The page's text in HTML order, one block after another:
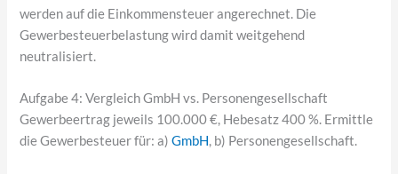
werden auf die Einkommensteuer angerechnet. Die
Gewerbesteuerbelastung wird damit weitgehend
neutralisiert.
Aufgabe 4: Vergleich GmbH vs. Personengesellschaft
Gewerbeertrag jeweils 100.000 €, Hebesatz 400 %. Ermittle
die Gewerbesteuer für: a)GmbH, b) Personengesellschaft.